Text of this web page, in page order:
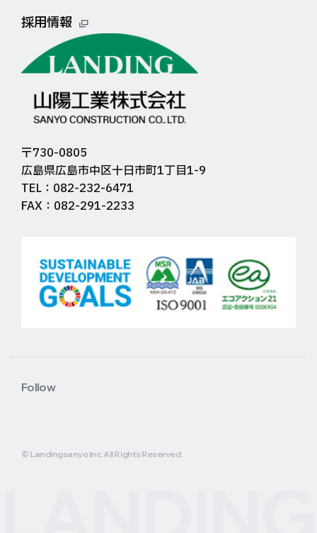
採用情報
〒730-0805
広島県広島市中区十日市町1丁目1-9
TEL：082-232-6471
FAX：082-291-2233
Follow
© Landingsanyo Inc. All Rights Reserved.